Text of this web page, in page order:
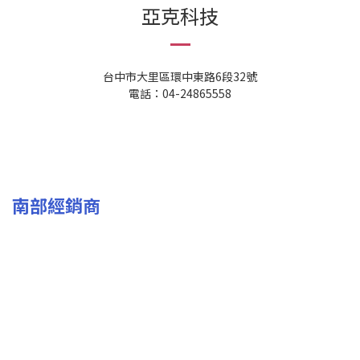
亞克科技
台中市大里區環中東路6段32號
電話：04-24865558
南部經銷商